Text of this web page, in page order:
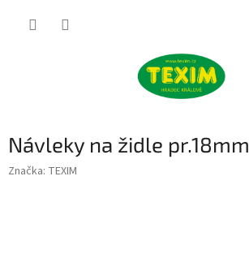
Návleky na židle pr.18mm
Značka: TEXIM